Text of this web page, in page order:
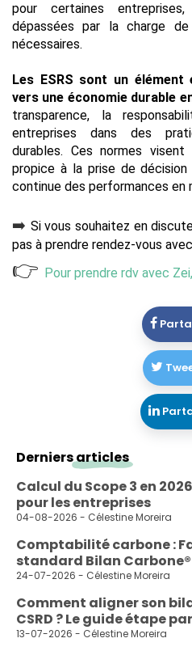
pour certaines
dépassées par la charge
nécessaires.
Les ESRS sont un
vers une économie durable
transparence, la
entreprises dans des
durables. Ces normes
propice à la prise de
continue des performances en
➡️ Si vous souhaitez en
pas à prendre rendez-vous
👉 Pour prendre rdv avec
Derniersarticles
Calcul du Scope 3 en
pour les entreprises
04-08-2026 - Célestine Moreira
Comptabilité carbone :
standard Bilan Carbone®
24-07-2026 - Célestine Moreira
Comment aligner son
CSRD ? Le guide étape
13-07-2026 - Célestine Moreira